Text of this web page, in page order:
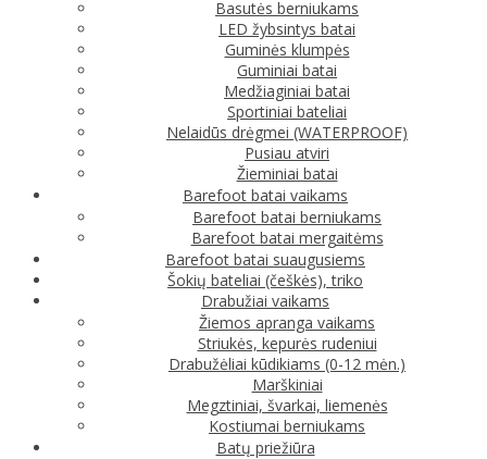
Basutės berniukams
LED žybsintys batai
Guminės klumpės
Guminiai batai
Medžiaginiai batai
Sportiniai bateliai
Nelaidūs drėgmei (WATERPROOF)
Pusiau atviri
Žieminiai batai
Barefoot batai vaikams
Barefoot batai berniukams
Barefoot batai mergaitėms
Barefoot batai suaugusiems
Šokių bateliai (češkės), triko
Drabužiai vaikams
Žiemos apranga vaikams
Striukės, kepurės rudeniui
Drabužėliai kūdikiams (0-12 mėn.)
Marškiniai
Megztiniai, švarkai, liemenės
Kostiumai berniukams
Batų priežiūra